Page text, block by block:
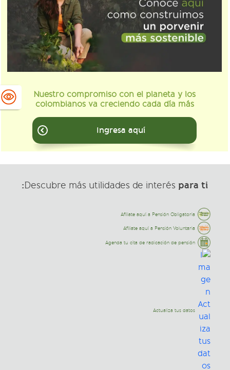
Nuestro compromiso con el planeta y los
colombianos va creciendo cada día más
Ingresa aquí
Descubre más utilidades de interéspara ti:
Afíliate aquí a Pensión Obligatoria
Afíliate aquí a Pensión Voluntaria
Agenda tu cita de radicación de pensión
Actualiza tus datos